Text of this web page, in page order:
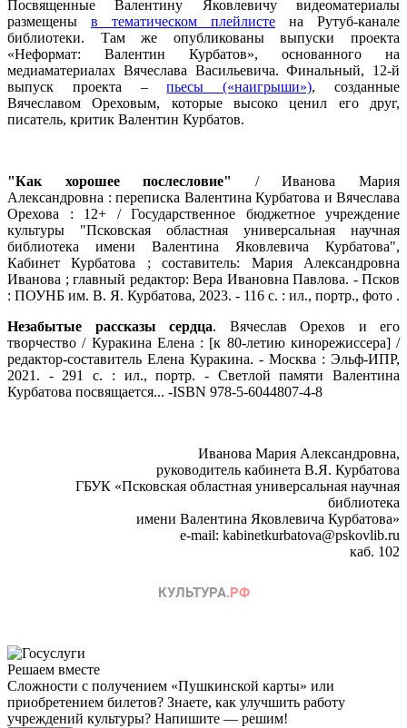
Посвященные Валентину Яковлевичу видеоматериалы
размещены в тематическом плейлисте на Рутуб-канале
библиотеки. Там же опубликованы выпуски проекта
«Неформат: Валентин Курбатов», основанного на
медиаматериалах Вячеслава Васильевича. Финальный, 12-й
выпуск проекта –пьесы («наигрыши»), созданные
Вячеславом Ореховым, которые высоко ценил его друг,
писатель, критик Валентин Курбатов.
"Как хорошее послесловие"
/ Иванова Мария
Александровна : переписка Валентина Курбатова и Вячеслава
Орехова : 12+ / Государственное бюджетное учреждение
культуры "Псковская областная универсальная научная
библиотека имени Валентина Яковлевича Курбатова",
Кабинет Курбатова ; составитель: Мария Александровна
Иванова ; главный редактор: Вера Ивановна Павлова. - Псков
: ПОУНБ им. В. Я. Курбатова, 2023. - 116 с. : ил., портр., фото .
Незабытые рассказы сердца. Вячеслав Орехов и его
творчество / Куракина Елена : [к 80-летию кинорежиссера] /
редактор-составитель Елена Куракина. - Москва : Эльф-ИПР,
2021. - 291 с. : ил., портр. - Светлой памяти Валентина
Курбатова посвящается... -ISBN 978-5-6044807-4-8
Иванова Мария Александровна,
руководитель кабинета В.Я. Курбатова
ГБУК «Псковская областная универсальная научная
библиотека
имени Валентина Яковлевича Курбатова»
e-mail: kabinetkurbatova@pskovlib.ru
каб. 102
Решаем вместе
Сложности с получением «Пушкинской карты» или
приобретением билетов? Знаете, как улучшить работу
учреждений культуры? Напишите — решим!